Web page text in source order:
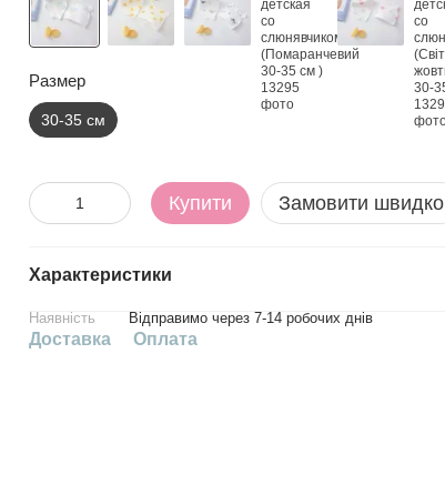
Размер
30-35 см
Купити Замовити швидко
Характеристики
Наявність Відправимо через 7-14 робочих днів
Доставка Оплата